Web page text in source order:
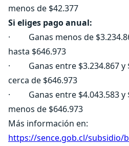
menos de $42.377
Si eliges pago anual:
· Ganas menos de
hasta $646.973
· Ganas entre $3.234.867 y
cerca de $646.973
· Ganas entre $4.043.583 y
menos de $646.973
Más información en:
https://sence.gob.cl/subsidio/